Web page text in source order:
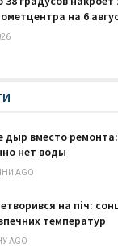
на 6
дыр вместо
нет воды
AGO
на піч:
температур
AGO